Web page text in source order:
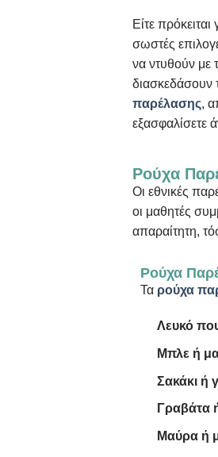
Είτε
σωστές
να ντυθούν με
διασκεδάσουν
παρέλασης,
εξασφαλίσετε
Ρούχα
Οι εθνικές
οι μαθητές
απαραίτητη,
Ρούχα
Τα ρούχα
Λευκό
Μπλε ή
Σακάκι ή
Γραβάτα
Μαύρα ή